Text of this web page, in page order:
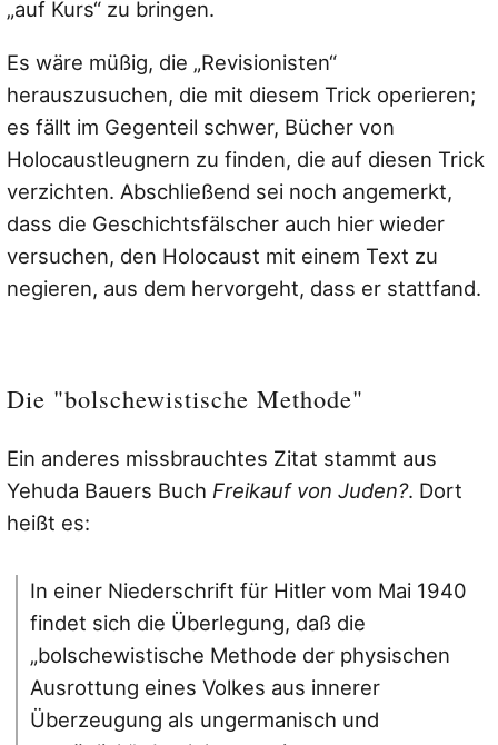
„auf Kurs“ zu bringen.
Es wäre müßig, die „Revisionisten“
herauszusuchen, die mit diesem Trick operieren;
es fällt im Gegenteil schwer, Bücher von
Holocaustleugnern zu finden, die auf diesen Trick
verzichten. Abschließend sei noch angemerkt,
dass die Geschichtsfälscher auch hier wieder
versuchen, den Holocaust mit einem Text zu
negieren, aus dem hervorgeht, dass er stattfand.
Die "bolschewistische Methode"
Ein anderes missbrauchtes Zitat stammt aus
Yehuda Bauers Buch Freikauf von Juden?. Dort
heißt es:
In einer Niederschrift für Hitler vom Mai 1940
findet sich die Überlegung, daß die
„bolschewistische Methode der physischen
Ausrottung eines Volkes aus innerer
Überzeugung als ungermanisch und